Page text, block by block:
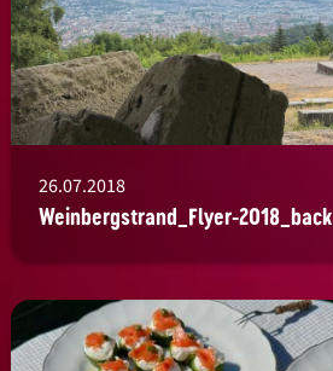
26.07.2018
Weinbergstrand_Flyer-2018_back